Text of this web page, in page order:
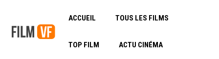
ACCUEIL TOUS LES FILMS
TOP FILM ACTU CINÉMA